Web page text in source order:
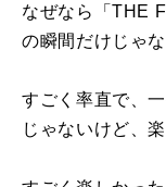
なぜなら「THE
の瞬間だけじゃな
すごく率直で、
じゃないけど、